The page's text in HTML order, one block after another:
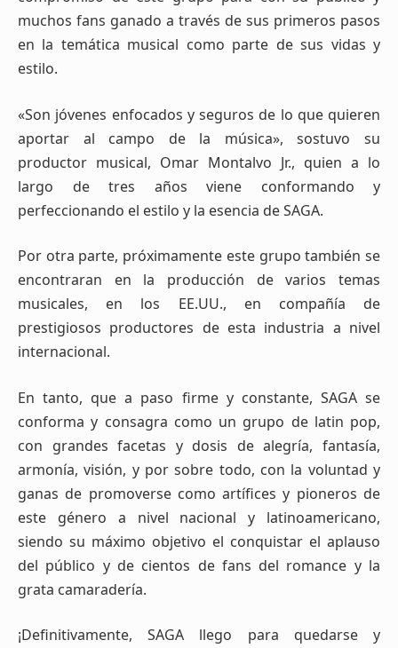
muchos fans ganado a través de sus primeros pasos
en la temática musical como parte de sus vidas y
estilo.
«Son jóvenes enfocados y seguros de lo que quieren
aportar al campo de la música», sostuvo su
productor musical, Omar Montalvo Jr., quien a lo
largo de tres años viene conformando y
perfeccionando el estilo y la esencia de SAGA.
Por otra parte, próximamente este grupo también se
encontraran en la producción de varios temas
musicales, en los EE.UU., en compañía de
prestigiosos productores de esta industria a nivel
internacional.
En tanto, que a paso firme y constante, SAGA se
conforma y consagra como un grupo de latin pop,
con grandes facetas y dosis de alegría, fantasía,
armonía, visión, y por sobre todo, con la voluntad y
ganas de promoverse como artífices y pioneros de
este género a nivel nacional y latinoamericano,
siendo su máximo objetivo el conquistar el aplauso
del público y de cientos de fans del romance y la
grata camaradería.
¡Definitivamente, SAGA llego para quedarse y